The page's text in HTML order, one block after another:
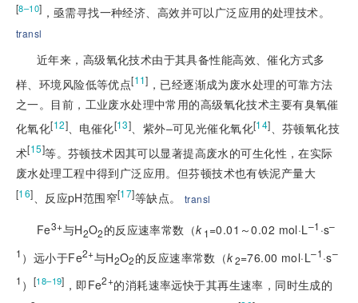
[8–10] ，亟需寻找一种经济、高效并可以广泛应用的处理技术。
transl
近年来，高级氧化技术由于其具备性能高效、催化方式多
样、环境风险低等优点[11] ，已经逐渐成为废水处理的可靠方法
之一。目前，工业废水处理中常用的高级氧化技术主要有臭氧催
化氧化[12]、电催化[13]、紫外–可见光催化氧化[14]、芬顿氧化技
术[15]等。芬顿技术因其可以显著提高废水的可生化性，在实际
废水处理工程中得到广泛应用。但芬顿技术也有铁泥产量大
[16] 、反应pH范围窄[17]等缺点。 transl
Fe3+与H2O2的反应速率常数（k 1=0.01～0.02 mol·L–1 ·s–
1 ）远小于Fe2+与H2O2的反应速率常数（k2=76.00 mol·L–1·s–
1 ） [18–19] ，即Fe2+的消耗速率远快于其再生速率，同时生成的